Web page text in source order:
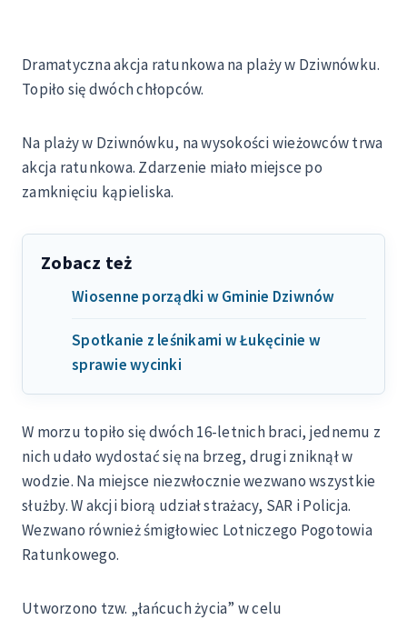
Dramatyczna akcja ratunkowa na plaży w Dziwnówku.
Topiło się dwóch chłopców.
Na plaży w Dziwnówku, na wysokości wieżowców trwa
akcja ratunkowa. Zdarzenie miało miejsce po
zamknięciu kąpieliska.
Zobacz też
Wiosenne porządki w Gminie Dziwnów
Spotkanie z leśnikami w Łukęcinie w
sprawie wycinki
W morzu topiło się dwóch 16-letnich braci, jednemu z
nich udało wydostać się na brzeg, drugi zniknął w
wodzie. Na miejsce niezwłocznie wezwano wszystkie
służby. W akcji biorą udział strażacy, SAR i Policja.
Wezwano również śmigłowiec Lotniczego Pogotowia
Ratunkowego.
Utworzono tzw. „łańcuch życia” w celu